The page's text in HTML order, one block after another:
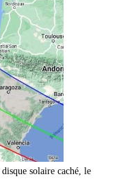
solaire caché, le